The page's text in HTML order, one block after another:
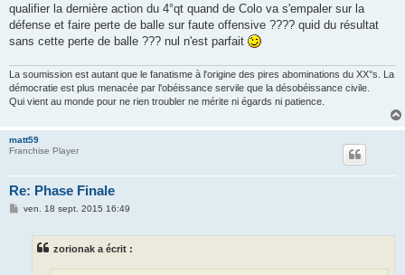
qualifier la dernière action du 4°qt quand de Colo va s'empaler sur la
défense et faire perte de balle sur faute offensive ???? quid du résultat
sans cette perte de balle ??? nul n'est parfait
La soumission est autant que le fanatisme à l'origine des pires abominations du XX°s. La
démocratie est plus menacée par l'obéissance servile que la désobéissance civile.
Qui vient au monde pour ne rien troubler ne mérite ni égards ni patience.
matt59
Franchise Player
Re: Phase Finale
Mven. 18 sept. 2015 16:49
zorionak a écrit :